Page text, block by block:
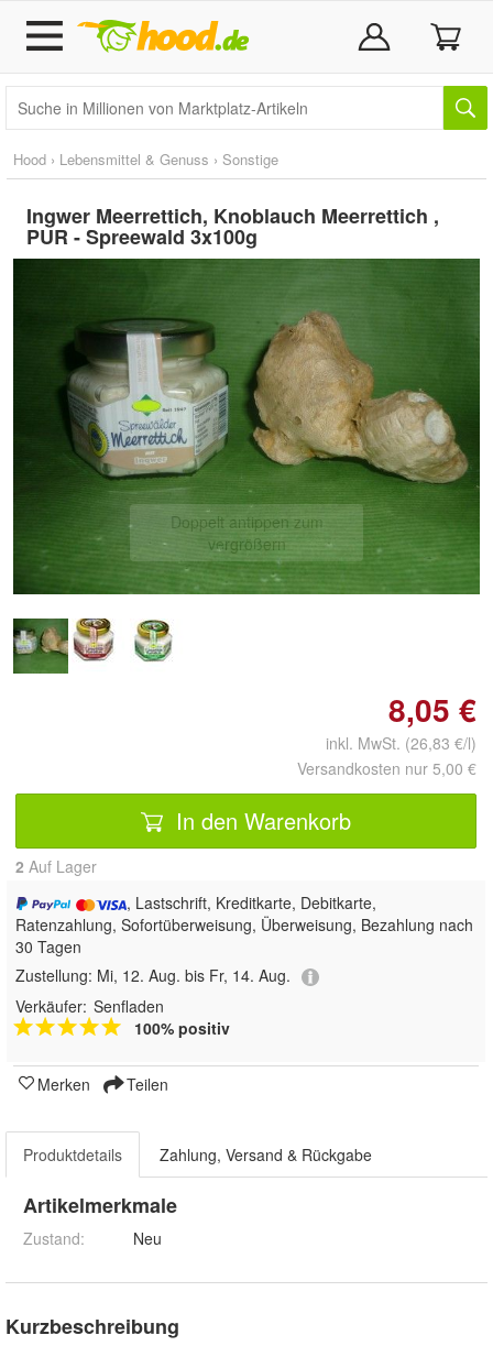
Hood › Lebensmittel & Genuss › Sonstige
Ingwer Meerrettich, Knoblauch Meerrettich ,
PUR - Spreewald 3x100g
Doppelt antippen zum
vergrößern
8,05 €
inkl. MwSt. (26,83 €/l)
Versandkosten nur 5,00 €
In den Warenkorb
2 Auf Lager
, Lastschrift, Kreditkarte, Debitkarte,
Ratenzahlung, Sofortüberweisung, Überweisung, Bezahlung nach
30 Tagen
Zustellung: Mi, 12. Aug. bis Fr, 14. Aug.
Verkäufer: Senfladen
100% positiv
Merken Teilen
Produktdetails Zahlung, Versand & Rückgabe
Artikelmerkmale
Zustand: Neu
Kurzbeschreibung